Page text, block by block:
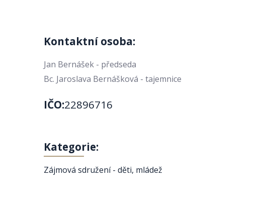
Kontaktní osoba:
Jan Bernášek - předseda
Bc. Jaroslava Bernášková - tajemnice
IČO:22896716
Kategorie:
Zájmová sdružení - děti, mládež